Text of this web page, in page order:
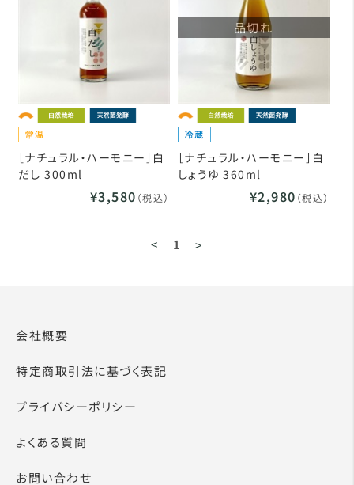
［ナチュラル・ハーモニー］白
だし 300ml
¥3,580 （税込）
品切れ
［ナチュラル・ハーモニー］白
しょうゆ 360ml
¥2,980 （税込）
< 1 >
会社概要
特定商取引法に基づく表記
プライバシーポリシー
よくある質問
お問い合わせ